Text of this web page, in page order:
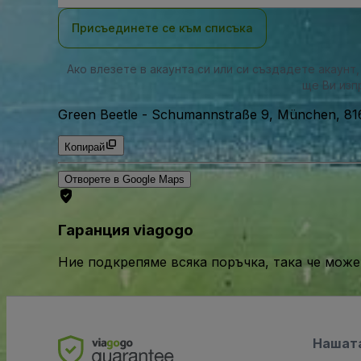
Присъединете се към списъка
Ако влезете в акаунта си или си създадете
ще Ви
Green Beetle - Schumannstraße 9, München,
Копирай
Отворете в Google Maps
Гаранция viagogo
Ние подкрепяме всяка поръчка, така че